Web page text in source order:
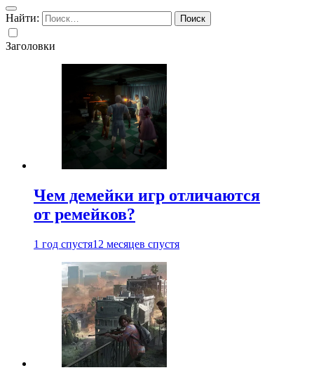
Найти:
Заголовки
Чем демейки игр отличаются
от ремейков?
1 год спустя12 месяцев спустя